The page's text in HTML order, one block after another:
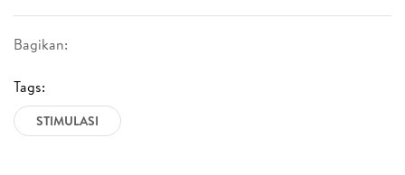
Bagikan:
Tags:
STIMULASI